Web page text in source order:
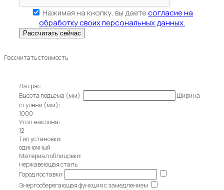
Нажимая на кнопку, вы даетесогласие на
обработку своих персональных данных.
Рассчитать стоимость
Латрэс
Высота подъема (мм):
Ширина
ступени (мм):
1000
Угол наклона:
12
Тип установки:
одиночный
Материал облицовки:
нержавеющая сталь
Город поставки:
Энергосберегающая функция с замедлением